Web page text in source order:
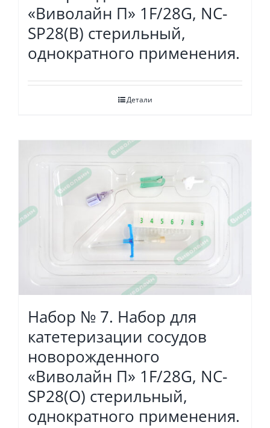
«Виволайн П» 1F/28G, NC-
SP28(B) стерильный,
однократного применения.
Детали
Набор № 7. Набор для
катетеризации сосудов
новорожденного
«Виволайн П» 1F/28G, NC-
SP28(O) стерильный,
однократного применения.